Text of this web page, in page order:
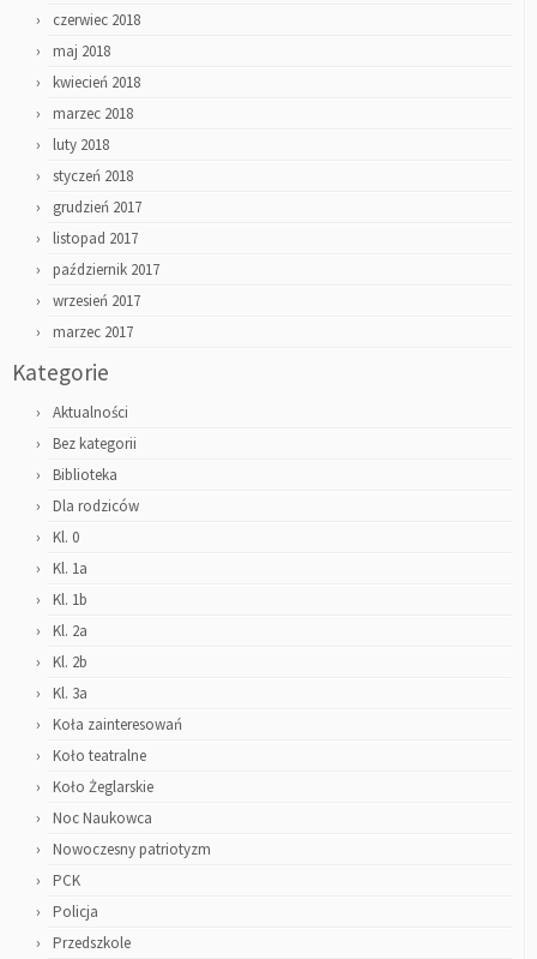
czerwiec 2018
maj 2018
kwiecień 2018
marzec 2018
luty 2018
styczeń 2018
grudzień 2017
listopad 2017
październik 2017
wrzesień 2017
marzec 2017
Kategorie
Aktualności
Bez kategorii
Biblioteka
Dla rodziców
Kl. 0
Kl. 1a
Kl. 1b
Kl. 2a
Kl. 2b
Kl. 3a
Koła zainteresowań
Koło teatralne
Koło Żeglarskie
Noc Naukowca
Nowoczesny patriotyzm
PCK
Policja
Przedszkole